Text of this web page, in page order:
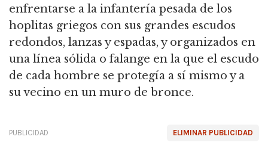
enfrentarse a la infantería pesada de los
hoplitas griegos con sus grandes escudos
redondos, lanzas y espadas, y organizados en
una línea sólida o falange en la que el escudo
de cada hombre se protegía a sí mismo y a
su vecino en un muro de bronce.
ELIMINAR PUBLICIDAD
PUBLICIDAD